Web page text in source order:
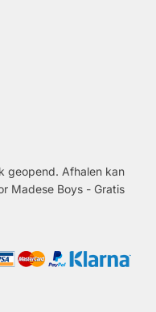
geopend. Afhalen kan
Madese Boys - Gratis